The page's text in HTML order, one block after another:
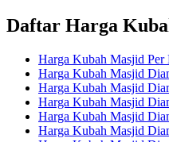
Daftar Harga
Harga Kubah Masjid Per
Harga Kubah Masjid
Harga Kubah Masjid
Harga Kubah Masjid
Harga Kubah Masjid
Harga Kubah Masjid